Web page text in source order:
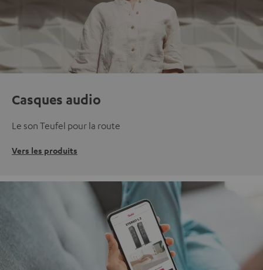
Casques audio
Le son Teufel pour la route
Vers les produits